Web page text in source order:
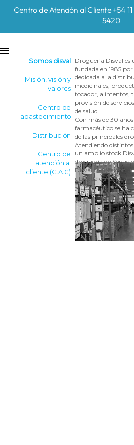
Centro de Atención al Cliente +54 11
5420
Somos disval
Misión, visión y
valores
Centro de
abastecimiento
Distribución
Centro de
atención al
cliente (C.A.C)
Droguería Disval es
fundada en 1985 por
dedicada a la
medicinales,
tocador, alimentos,
provisión de
de salud.
Con más de 30
farmacéutico se ha
de las principales
Atendiendo
un amplio stock
droguería de
Disval cuenta con
ubicada en Capital
estándares para el
productos
sistema robotizado
pedidos. Su amplia
propios le permite
eficiencia y calidad
GBA, llegando